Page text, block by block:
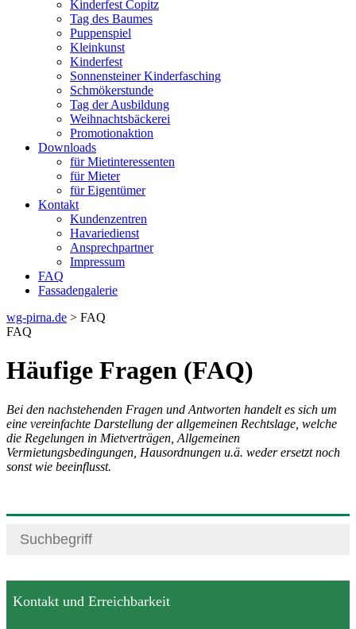
Kinderfest Copitz
Tag des Baumes
Puppenspiel
Kleinkunst
Kinderfest
Sonnensteiner Kinderfasching
Schmökerstunde
Tag der Ausbildung
Weihnachtsbäckerei
Promotionaktion
Downloads
für Mietinteressenten
für Mieter
für Eigentümer
Kontakt
Kundenzentren
Havariedienst
Ansprechpartner
Impressum
FAQ
Fassadengalerie
wg-pirna.de > FAQ
FAQ
Häufige Fragen (FAQ)
Bei den nachstehenden Fragen und Antworten handelt es sich um
eine vereinfachte Darstellung der allgemeinen Rechtslage, welche
die Regelungen in Mietverträgen, Allgemeinen
Vermietungsbedingungen, Hausordnungen u.ä. weder ersetzt noch
sonst wie beeinflusst.
Kontakt und Erreichbarkeit